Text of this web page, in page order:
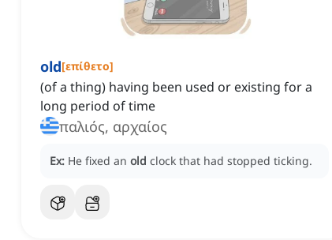
old[επίθετο]
(of a thing) having been used or existing for a
long period of time
παλιός, αρχαίος
Ex: He fixed an old clock that had stopped ticking.